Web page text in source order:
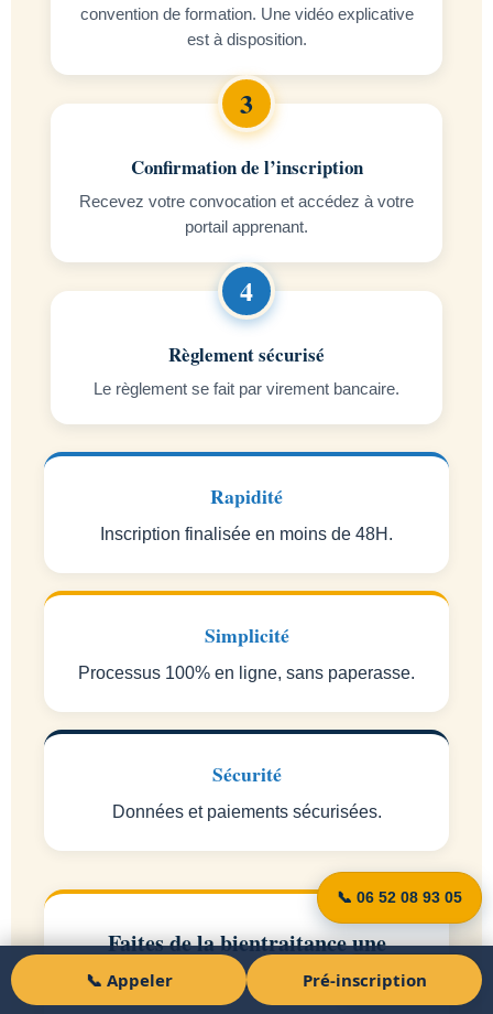
convention de formation. Une vidéo explicative
est à disposition.
Confirmation de l’inscription
Recevez votre convocation et accédez à votre
portail apprenant.
Règlement sécurisé
Le règlement se fait par virement bancaire.
Rapidité
Inscription finalisée en moins de 48H.
Simplicité
Processus 100% en ligne, sans paperasse.
Sécurité
Données et paiements sécurisées.
Faites de la bientraitance une
valeur pilier de votre établissement
📞 06 52 08 93 05
Pré-inscription
📞 Appeler Pré-inscription